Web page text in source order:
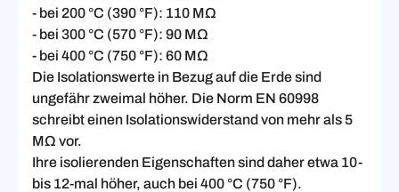
- bei 200 °C (390 °F): 110 MΩ
- bei 300 °C (570 °F): 90 MΩ
- bei 400 °C (750 °F): 60 MΩ
Die Isolationswerte in Bezug auf die Erde sind
ungefähr zweimal höher. Die Norm EN 60998
schreibt einen Isolationswiderstand von mehr als 5
MΩ vor.
Ihre isolierenden Eigenschaften sind daher etwa 10-
bis 12-mal höher, auch bei 400 °C (750 °F).